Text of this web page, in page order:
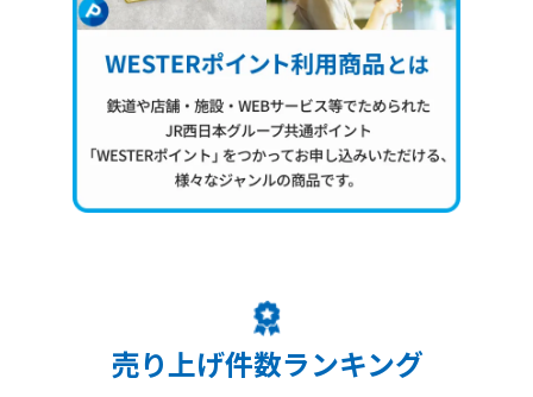
売り上げ件数ランキング